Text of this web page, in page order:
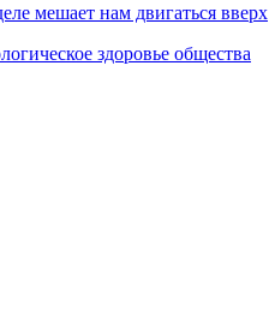
мешает нам двигаться вверх
здоровье общества